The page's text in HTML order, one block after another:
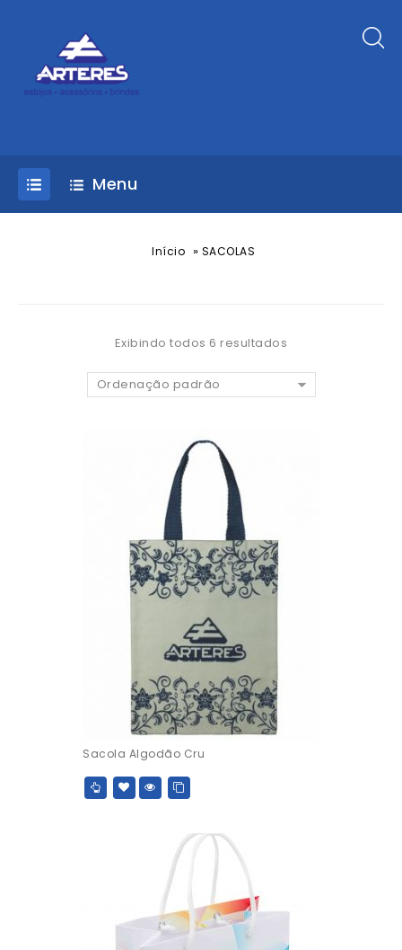
Menu
Início » SACOLAS
Exibindo todos 6 resultados
Ordenação padrão
Sacola Algodão Cru